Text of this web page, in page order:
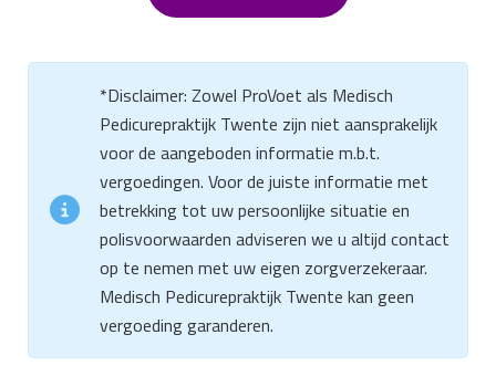
*Disclaimer: Zowel ProVoet als Medisch
Pedicurepraktijk Twente zijn niet aansprakelijk
voor de aangeboden informatie m.b.t.
vergoedingen. Voor de juiste informatie met
betrekking tot uw persoonlijke situatie en
polisvoorwaarden adviseren we u altijd contact
op te nemen met uw eigen zorgverzekeraar.
Medisch Pedicurepraktijk Twente kan geen
vergoeding garanderen.